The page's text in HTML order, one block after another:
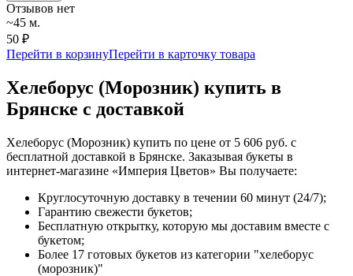
Отзывов нет
~45 м.
50 ₽
Перейти в корзинуПерейти в карточку товара
Хелеборус (Морозник) купить в
Брянске с доставкой
Хелеборус (Морозник) купить по цене от 5 606 руб. с
бесплатной доставкой в Брянске. Заказывая букеты в
интернет-магазине «Империя Цветов» Вы получаете:
Круглосуточную доставку в течении 60 минут (24/7);
Гарантию свежести букетов;
Бесплатную открытку, которую мы доставим вместе с
букетом;
Более 17 готовых букетов из категории "хелеборус
(морозник)"